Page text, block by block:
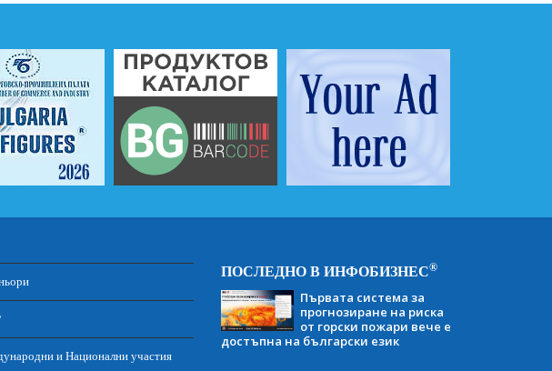
и Национални участия
ПОСЛЕДНО В ИНФОБИЗНЕС®
Първата система за
прогнозиране на риска
от горски пожари вече е
достъпна на български език